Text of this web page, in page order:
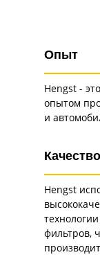
Опыт
Hengst -
опытом
и
Качество
Hengst
фильтров,